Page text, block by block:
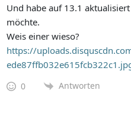
Und habe auf 13.1
möchte.
Weis einer wieso?
https://
0 Antworten